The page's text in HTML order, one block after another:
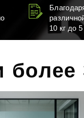
10 кг до
более